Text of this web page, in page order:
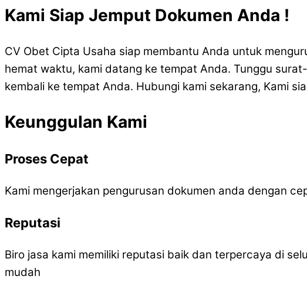
Kami Siap Jemput Dokumen Anda !
CV Obet Cipta Usaha siap membantu Anda untuk
hemat waktu, kami datang ke tempat Anda. Tunggu
kembali ke tempat Anda. Hubungi kami sekarang, Kami
Keunggulan Kami
Proses Cepat
Kami mengerjakan pengurusan dokumen anda dengan
Reputasi
Biro jasa kami memiliki reputasi baik dan terpercaya di
mudah